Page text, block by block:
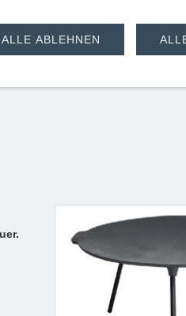
cm + Füße
ALLE ABLEHNEN